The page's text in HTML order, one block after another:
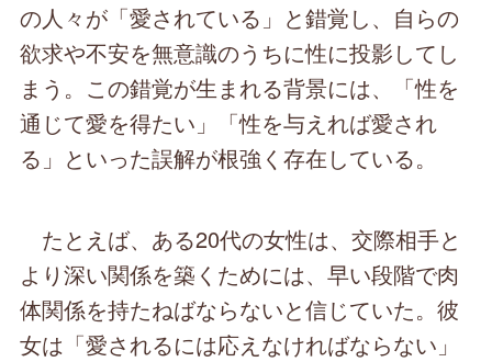
の人々が「愛されている」と錯覚し、自らの
欲求や不安を無意識のうちに性に投影してし
まう。この錯覚が生まれる背景には、「性を
通じて愛を得たい」「性を与えれば愛され
る」といった誤解が根強く存在している。
たとえば、ある20代の女性は、交際相手と
より深い関係を築くためには、早い段階で肉
体関係を持たねばならないと信じていた。彼
女は「愛されるには応えなければならない」